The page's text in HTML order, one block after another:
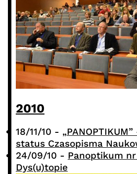
2010
18/11/10 -
status Czasopisma
24/09/10 - Panoptikum nr
Dys(u)topie